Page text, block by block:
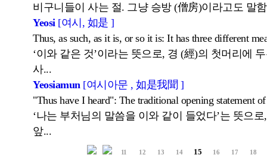
비구니들이 사는 절. 그냥 승방 (僧房)이라고도 말함
Yeosi [여시, 如是 ]
Thus, as such, as it is, or so it is: It has three different
‘이와 같은 것’이라는 뜻으로, 경 (經)의 첫머리에
사...
Yeosiamun [여시아문 , 如是我聞 ]
"Thus have I heard": The traditional opening statement
‘나는 부처님의 말씀을 이와 같이 들었다’는 뜻으
앞...
11 12 13 14 15 16 17 18